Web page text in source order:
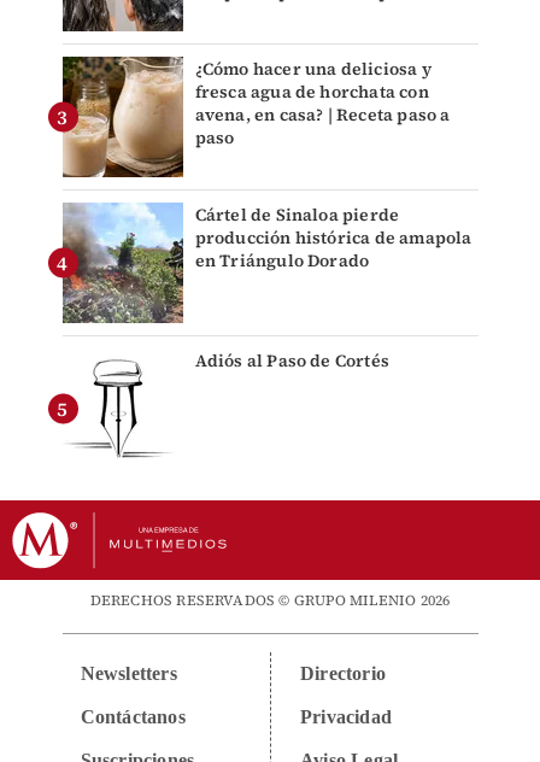
¿Cómo hacer una deliciosa y
fresca agua de horchata con
avena, en casa? | Receta paso a
paso
Cártel de Sinaloa pierde
producción histórica de amapola
en Triángulo Dorado
Adiós al Paso de Cortés
DERECHOS RESERVADOS © GRUPO MILENIO 2026
Newsletters
Contáctanos
Directorio
Privacidad